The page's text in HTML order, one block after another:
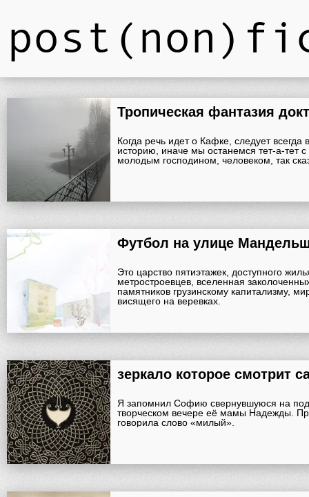
Тропическая фантазия
Когда речь идет о Кафке, следует всегда
историю, иначе мы останемся тет-а-тет
молодым господином, человеком, так
Футбол на улице
Это царство пятиэтажек, доступного
метростроевцев, вселенная
памятников грузинскому капитализму,
висящего на веревках.
зеркало которое смотрит
Я запомнил Софию свернувшуюся на
творческом вечере её мамы Надежды.
говорила слово «милый».